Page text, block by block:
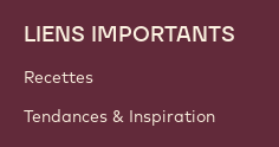
Footer
Callebaut
LIENS IMPORTANTS
Recettes
Tendances & Inspiration